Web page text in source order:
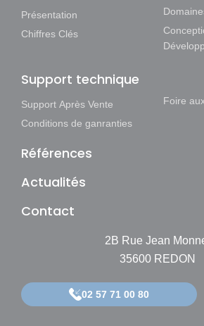
Présentation
Chiffres Clés
Support technique
Support Après Vente
Conditions de ganranties
Foire
Références
Actualités
Contact
2B Rue Jean
35600 REDON
02 57 71 00 80